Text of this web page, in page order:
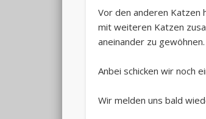
Vor den anderen Katzen
mit weiteren Katzen
aneinander zu gewöhnen.
Anbei schicken wir noch
Wir melden uns bald